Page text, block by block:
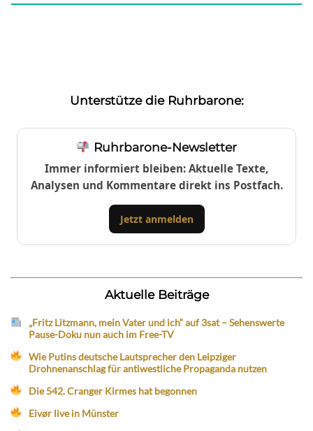
Unterstütze die Ruhrbarone:
Ruhrbarone-Newsletter
Immer informiert bleiben: Aktuelle Texte,
Analysen und Kommentare direkt ins Postfach.
Jetzt anmelden
Aktuelle Beiträge
„Fritz Litzmann, mein Vater und ich“ auf 3sat – Sehenswerte
Pause-Doku nun auch im Free-TV
Wie Putins deutsche Lautsprecher den Leipziger
Drohnenanschlag für antiwestliche Propaganda nutzen
Die 542. Cranger Kirmes hat begonnen
Eivør live in Münster